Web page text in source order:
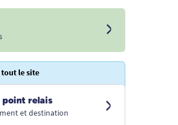
le site
point relais
et destination